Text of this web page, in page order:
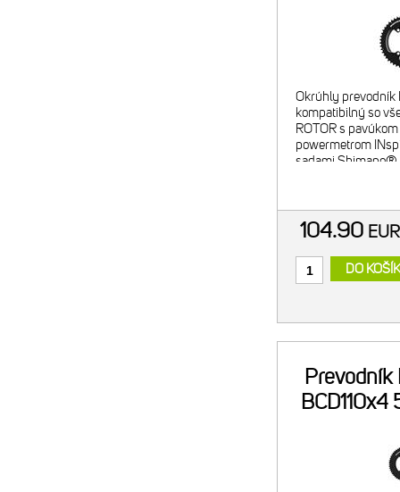
Okrúhly prevodník
kompatibilný so
ROTOR s
powermetrom
sadami Shimano®
R9200-P, FC-
104.90
DO
Prevodník
BCD110x4